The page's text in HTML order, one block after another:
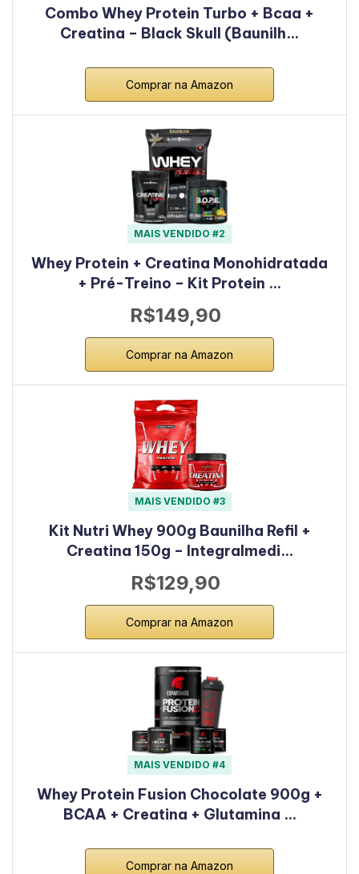
Combo Whey Protein Turbo + Bcaa +
Creatina – Black Skull (Baunilh…
Comprar na Amazon
MAIS VENDIDO #2
Whey Protein + Creatina Monohidratada
+ Pré-Treino – Kit Protein …
R$149,90
Comprar na Amazon
MAIS VENDIDO #3
Kit Nutri Whey 900g Baunilha Refil +
Creatina 150g – Integralmedi…
R$129,90
Comprar na Amazon
MAIS VENDIDO #4
Whey Protein Fusion Chocolate 900g +
BCAA + Creatina + Glutamina …
Comprar na Amazon